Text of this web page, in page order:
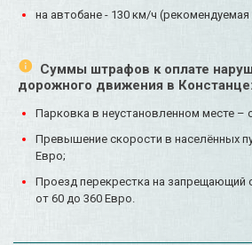
на автобане - 130 км/ч
Суммы штрафов к оплате
дорожного движения в Констанце:
Парковка в неустановленном месте –
Превышение скорости в населённых
Евро;
Проезд перекрестка на запрещающий
от 60 до 360 Евро.